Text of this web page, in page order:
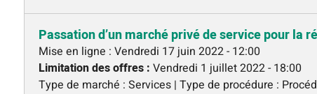
Passation d’un marché privé de service pour la
Mise en ligne : Vendredi 17 juin 2022 - 12:00
Limitation des offres : Vendredi 1 juillet 2022 - 18:00
Type de marché : Services | Type de procédure :